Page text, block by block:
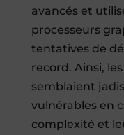
avancés et
processeurs
tentatives de
record. Ainsi,
semblaient
vulnérables en
complexité et